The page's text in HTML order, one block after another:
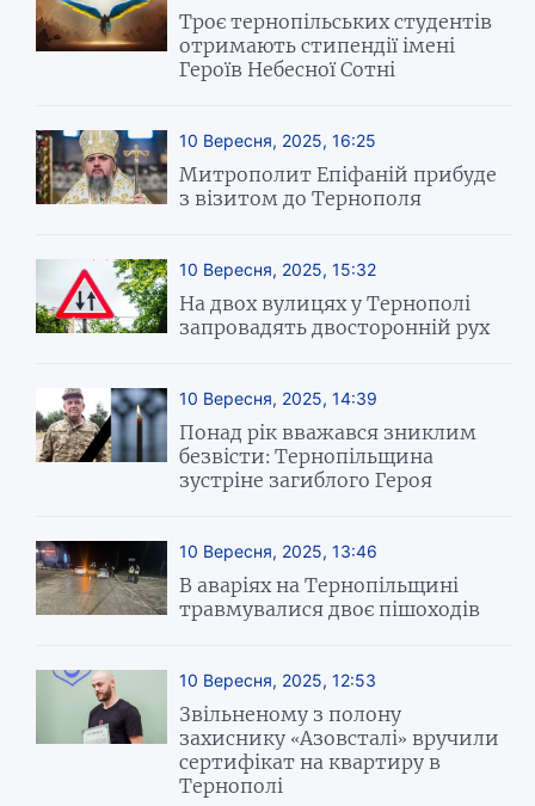
Троє тернопільських студентів
отримають стипендії імені
Героїв Небесної Сотні
10 Вересня, 2025, 16:25
Митрополит Епіфаній прибуде
з візитом до Тернополя
10 Вересня, 2025, 15:32
На двох вулицях у Тернополі
запровадять двосторонній рух
10 Вересня, 2025, 14:39
Понад рік вважався зниклим
безвісти: Тернопільщина
зустріне загиблого Героя
10 Вересня, 2025, 13:46
В аваріях на Тернопільщині
травмувалися двоє пішоходів
10 Вересня, 2025, 12:53
Звільненому з полону
захиснику «Азовсталі» вручили
сертифікат на квартиру в
Тернополі